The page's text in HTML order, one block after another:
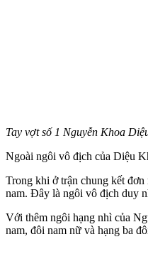
Tay vợt số 1 Nguyễn Khoa
Ngoài ngôi vô địch của Diệu
Trong khi ở trận chung kết
nam. Đây là ngôi vô địch duy
Với thêm ngôi hạng nhì của
nam, đôi nam nữ và hạng ba